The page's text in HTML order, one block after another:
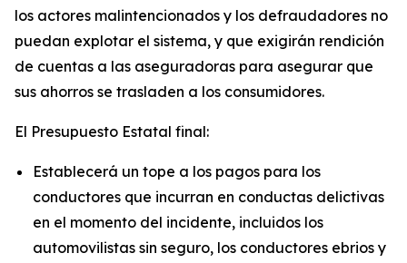
los actores malintencionados y los defraudadores no
puedan explotar el sistema, y que exigirán rendición
de cuentas a las aseguradoras para asegurar que
sus ahorros se trasladen a los consumidores.
El Presupuesto Estatal final:
Establecerá un tope a los pagos para los
conductores que incurran en conductas delictivas
en el momento del incidente, incluidos los
automovilistas sin seguro, los conductores ebrios y